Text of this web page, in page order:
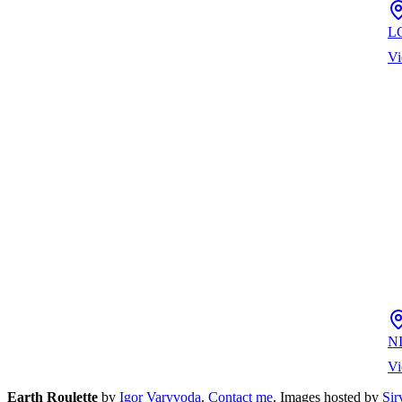
Earth Roulette by Igor Varyvoda. Contact me. Images hosted by